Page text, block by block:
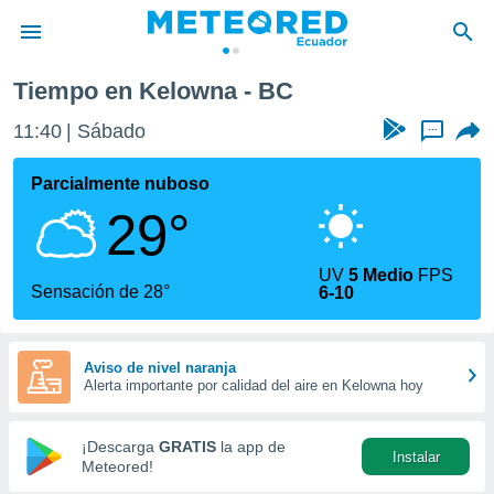
de
ha
que se
calidad.
a este
las
y
forma
digital
basada
Tiempo en Kelowna - BC
11:40 Sábado ...
Parcialmente nuboso
29°
Sensación de 28°
UV5 Medio FPS
6-10
Aviso de nivel naranja
Alerta importante por calidad del aire en Kelowna hoy
¡Descarga GRATIS la app de
Meteored!
Instalar